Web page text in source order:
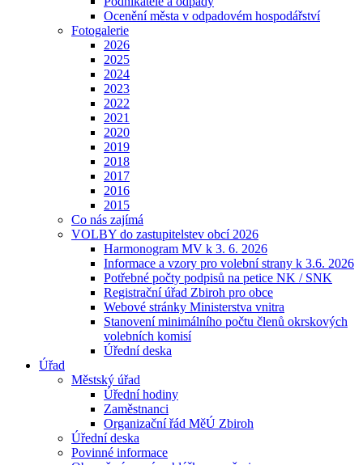
Ocenění města v odpadovém hospodářství
Fotogalerie
2026
2025
2024
2023
2022
2021
2020
2019
2018
2017
2016
2015
Co nás zajímá
VOLBY do zastupitelstev obcí 2026
Harmonogram MV k 3. 6. 2026
Informace a vzory pro volební strany k 3.6. 2026
Potřebné počty podpisů na petice NK / SNK
Registrační úřad Zbiroh pro obce
Webové stránky Ministerstva vnitra
Stanovení minimálního počtu členů okrskových
volebních komisí
Úřední deska
Úřad
Městský úřad
Úřední hodiny
Zaměstnanci
Organizační řád MěÚ Zbiroh
Úřední deska
Povinné informace